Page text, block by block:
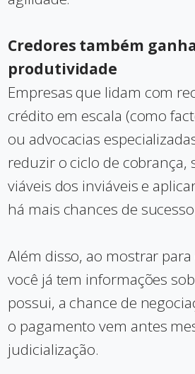
Credores também
produtividade
Empresas que lidam com
crédito em escala (como
ou advocacias
reduzir o ciclo de cobrança,
viáveis dos inviáveis e
há mais chances de
Além disso, ao mostrar
você já tem informações
possui, a chance de
o pagamento vem antes
judicialização.